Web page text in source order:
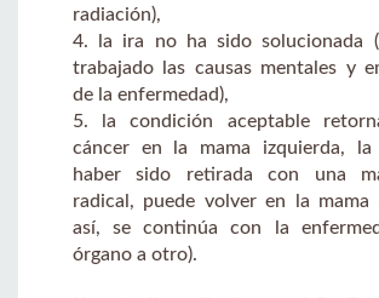
radiación),
4. la ira no ha sido solucionada
trabajado las causas mentales y
de la enfermedad),
5. la condición aceptable
cáncer en la mama izquierda,
haber sido retirada con una
radical, puede volver en la mama
así, se continúa con la
órgano a otro).